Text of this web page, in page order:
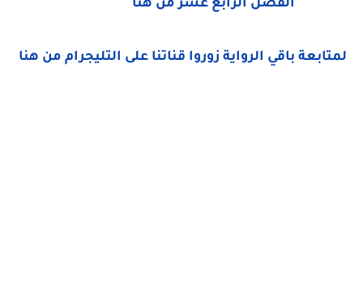
الفصل الرابع عشر من هنا
لمتابعة باقي الرواية زوروا قناتنا على التليجرام من هنا